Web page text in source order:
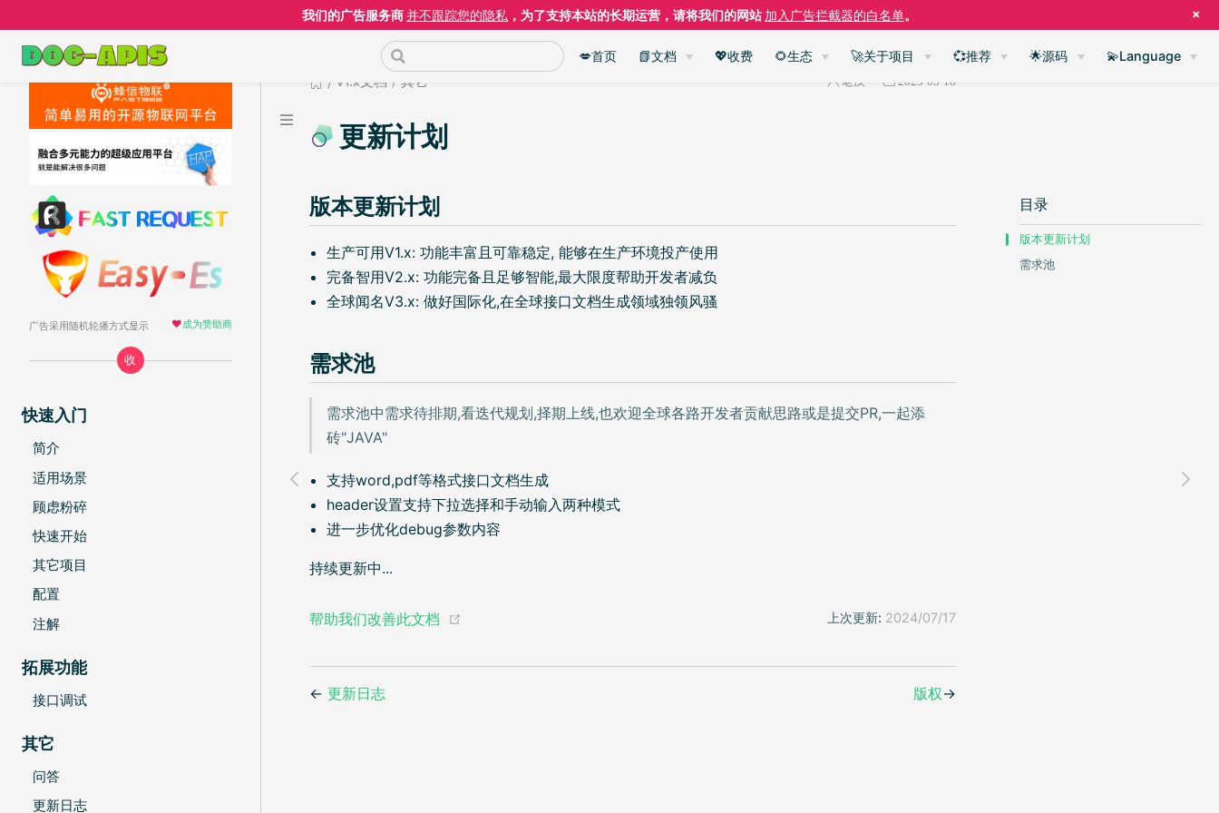
💋首页 📗文档 💖收费 🌻生态 🚀关于项目 💞推荐 🌟源码 💫Language
广告采用随机轮播方式显示 ❤️成为赞助商
收
快速入门
简介
适用场景
顾虑粉碎
快速开始
其它项目
配置
注解
拓展功能
接口调试
其它
问答
更新日志
v1.x文档 其它 老汉 2023-03-18
目录
版本更新计划
需求池
更新计划
版本更新计划
生产可用V1.x: 功能丰富且可靠稳定, 能够在生产环境投产使用
完备智用V2.x: 功能完备且足够智能,最大限度帮助开发者减负
全球闻名V3.x: 做好国际化,在全球接口文档生成领域独领风骚
需求池
需求池中需求待排期,看迭代规划,择期上线,也欢迎全球各路开发者贡献思路或是提交PR,一起添
砖"JAVA"
支持word,pdf等格式接口文档生成
header设置支持下拉选择和手动输入两种模式
进一步优化debug参数内容
持续更新中...
帮助我们改善此文档 上次更新: 2024/07/17
← 更新日志 版权→
我们的广告服务商并不跟踪您的隐私 ，为了支持本站的长期运营，请将我们的网站 加入广告拦截器的白名单。 ×